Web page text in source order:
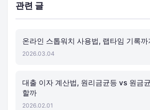
관련 글
온라인 스톱워치 사용법, 랩타임 기록까
2026.03.04
대출 이자 계산법, 원리금균등 vs 원금
할까
2026.02.01